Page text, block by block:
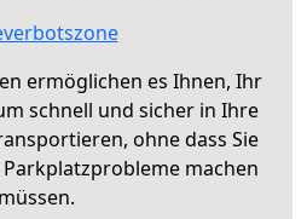
ermöglichen es Ihnen, Ihr
schnell und sicher in Ihre
ohne dass Sie
machen
müssen.